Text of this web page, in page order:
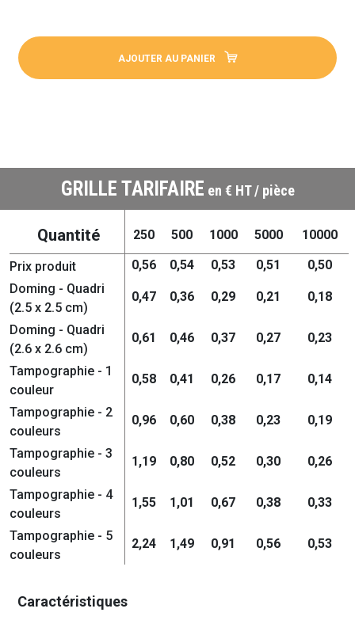
AJOUTER AU PANIER
GRILLE TARIFAIRE en € HT / pièce
Quantité 250 500 1000 5000 10000
Prix produit 0,56 0,54 0,53 0,51
0,50
Doming - Quadri
(2.5 x 2.5 cm)
0,47 0,36 0,29 0,21 0,18
Doming - Quadri
(2.6 x 2.6 cm)
0,61 0,46 0,37 0,27 0,23
Tampographie - 1
couleur
0,58 0,41 0,26 0,17 0,14
Tampographie - 2
couleurs
0,96 0,60 0,38 0,23 0,19
Tampographie - 3
couleurs
1,19 0,80 0,52 0,30 0,26
Tampographie - 4
couleurs
1,55 1,01 0,67 0,38 0,33
Tampographie - 5
couleurs
2,24 1,49 0,91 0,56 0,53
Caractéristiques